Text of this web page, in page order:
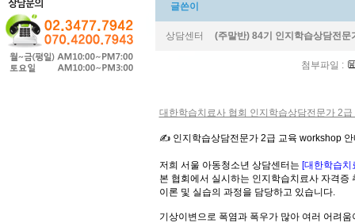
글쓴이
상담센터 (주말반) 84기 인지학습상담전
첨부파일 :
대한학습치료사 협회 인지학습상담전문가 2
✍ 인지학습상담전문가 2급 교육 workshop 안
저희 서울 아동청소년 상담센터는 [대한학습치
본 협회에서 실시하는 인지학습치료사 자격증
이론 및 실습의 과정을 담당하고 있습니다.
기상이변으로 폭염과 폭우가 많아 여러 어려